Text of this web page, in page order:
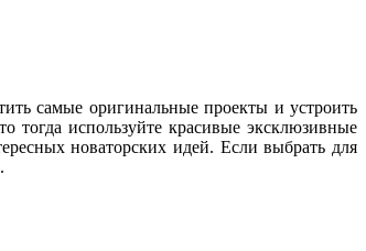
самые оригинальные проекты и устроить
тогда используйте красивые эксклюзивные
новаторских идей. Если выбрать для